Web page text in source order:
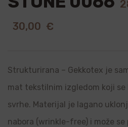
30,00 €
Strukturirana – Gekkotex je
mat tekstilnim izgledom koji
svrhe. Materijal je lagano
nabora (wrinkle-free) i može